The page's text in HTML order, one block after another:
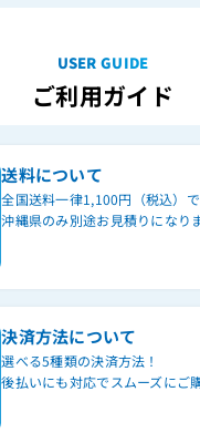
USER GUIDE
ご利用ガイド
送料について
全国送料一律1,100円（税込）で
沖縄県のみ別途お見積りになりま
決済方法について
選べる5種類の決済方法！
後払いにも対応でスムーズにご